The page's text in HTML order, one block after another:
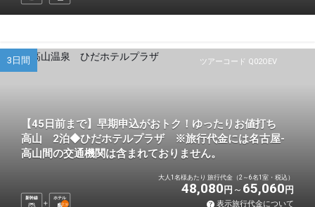
ツアーコード Q02OEV
3日間
【45日前まで】早期申込がおトク！ゆったりお値打ち
高山 2泊◆ひだホテルプラザ ※旅行代金には名古屋-
高山間の交通機関は含まれておりません。
新幹線
ホテル
2泊
大人1名様あたり 旅行代金（2～6名1室・税込）
48,080 円 65,060 円
表示旅行代金について